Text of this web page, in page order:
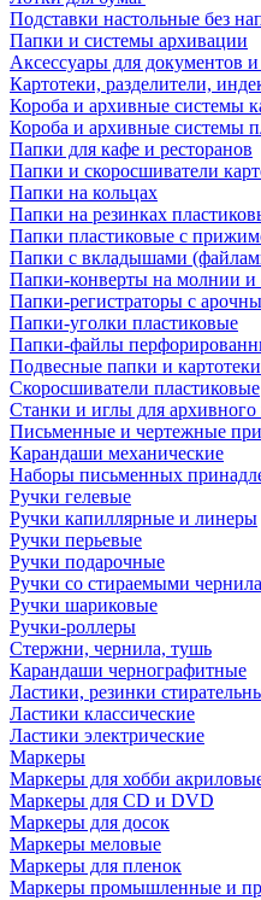
Подставки настольные без
Папки и системы архивации
Аксессуары для документов
Картотеки, разделители,
Короба и архивные системы
Короба и архивные системы
Папки для кафе и ресторанов
Папки и скоросшиватели
Папки на кольцах
Папки на резинках
Папки пластиковые с
Папки с вкладышами
Папки-конверты на молнии и
Папки-регистраторы с
Папки-уголки пластиковые
Папки-файлы
Подвесные папки и картотеки
Скоросшиватели пластиковые
Станки и иглы для архивного
Письменные и чертежные
Карандаши механические
Наборы письменных
Ручки гелевые
Ручки капиллярные и линеры
Ручки перьевые
Ручки подарочные
Ручки со стираемыми
Ручки шариковые
Ручки-роллеры
Стержни, чернила, тушь
Карандаши чернографитные
Ластики, резинки
Ластики классические
Ластики электрические
Маркеры
Маркеры для хобби
Маркеры для CD и DVD
Маркеры для досок
Маркеры меловые
Маркеры для пленок
Маркеры промышленные и